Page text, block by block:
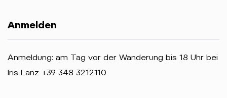
Anmelden
Anmeldung: am Tag vor der Wanderung bis 18 Uhr bei
Iris Lanz +39 348 3212110